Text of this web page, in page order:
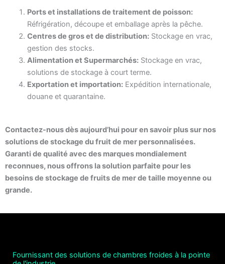
Ports et installations de traitement de poisson:
Réfrigération, découpe et emballage après la pêche.
Centres de gros et de distribution:Stockage en vrac,
gestion des stocks.
Alimentation et Supermarchés:Stockage en vrac,
solutions de stockage à court terme.
Exportation et importation:Expédition internationale,
douane et quarantaine.
Contactez-nous dès aujourd’hui pour en savoir plus sur nos
solutions de stockage du fruit de mer personnalisées.
Garanti de qualité avec des marques mondialement
reconnues, nous offrons la solution parfaite pour les
besoins de stockage de fruits de mer de taille moyenne ou
grande.
Fournissant des solutions de chambres froides à la pointe